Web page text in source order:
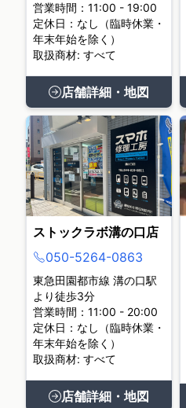
営業時間：11:00 - 19:00
定休日：なし（臨時休業・
年末年始を除く）
取扱商材: すべて
店舗詳細・地図
ストックラボ溝の口店
050-5264-0863
東急田園都市線 溝の口駅
より徒歩3分
営業時間：11:00 - 20:00
定休日：なし（臨時休業・
年末年始を除く）
取扱商材: すべて
店舗詳細・地図